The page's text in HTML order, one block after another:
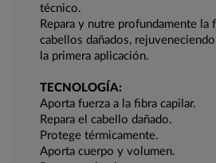
técnico.
Repara y nutre profundamente la
cabellos dañados,
la primera aplicación.
TECNOLOGÍA:
Aporta fuerza a la fibra capilar.
Repara el cabello dañado.
Protege térmicamente.
Aporta cuerpo y volumen.